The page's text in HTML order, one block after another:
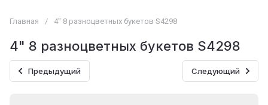
Главная / 4" 8 разноцветных букетов S4298
4" 8 разноцветных букетов S4298
Предыдущий Следующий